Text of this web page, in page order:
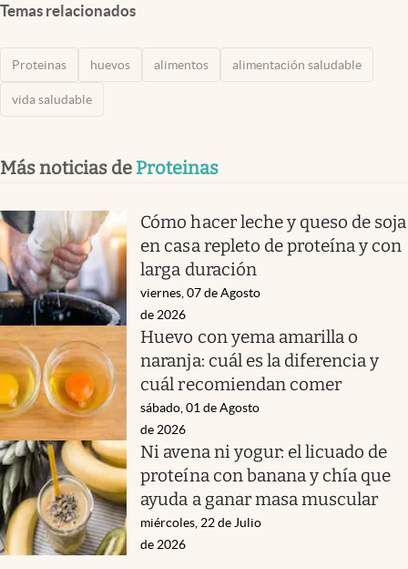
Temas relacionados
Proteinas huevos alimentos alimentación saludable
vida saludable
Más noticias de Proteinas
Cómo hacer leche y queso de soja
en casa repleto de proteína y con
larga duración
viernes, 07 de Agosto
de 2026
Huevo con yema amarilla o
naranja: cuál es la diferencia y
cuál recomiendan comer
sábado, 01 de Agosto
de 2026
Ni avena ni yogur: el licuado de
proteína con banana y chía que
ayuda a ganar masa muscular
miércoles, 22 de Julio
de 2026